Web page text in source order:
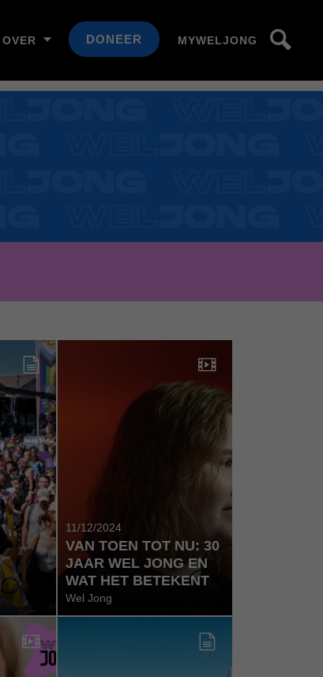
OVER DONEER MYWELJONG
11/12/2024
VAN TOEN TOT NU: 30
JAAR WEL JONG EN
WAT HET BETEKENT
Wel Jong